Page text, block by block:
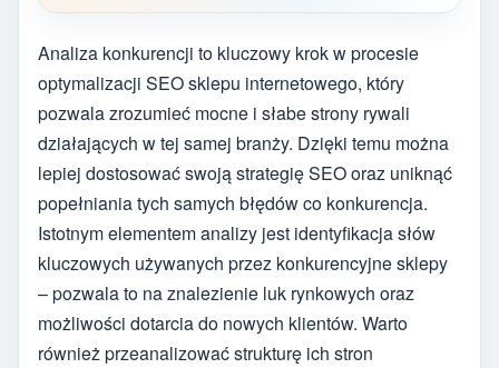
Analiza konkurencji to kluczowy krok w procesie
optymalizacji SEO sklepu internetowego, który
pozwala zrozumieć mocne i słabe strony rywali
działających w tej samej branży. Dzięki temu można
lepiej dostosować swoją strategię SEO oraz uniknąć
popełniania tych samych błędów co konkurencja.
Istotnym elementem analizy jest identyfikacja słów
kluczowych używanych przez konkurencyjne sklepy
– pozwala to na znalezienie luk rynkowych oraz
możliwości dotarcia do nowych klientów. Warto
również przeanalizować strukturę ich stron